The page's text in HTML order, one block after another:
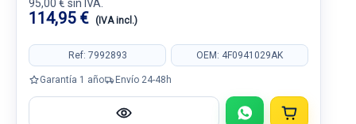
95,00 € sin IVA.
114,95 € (IVA incl.)
Ref: 7992893 OEM: 4F0941029AK
Garantía 1 año Envío 24-48h